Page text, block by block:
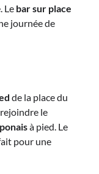
Le bar sur place
journée de
de la place du
le
à pied. Le
pour une